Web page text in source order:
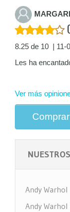
8.25 de 10 | 11-
Les ha
Ver más
Andy Warhol
Andy Warhol